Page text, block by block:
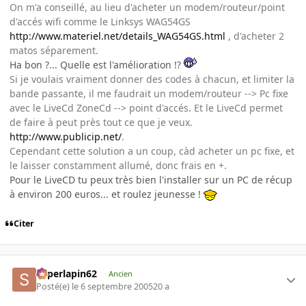
On m'a conseillé, au lieu d'acheter un modem/routeur/point
d'accés wifi comme le Linksys WAG54GS
http://www.materiel.net/details_WAG54GS.html , d'acheter 2
matos séparement.
Ha bon ?... Quelle est l'amélioration !?
Si je voulais vraiment donner des codes à chacun, et limiter la
bande passante, il me faudrait un modem/routeur --> Pc fixe
avec le LiveCd ZoneCd --> point d'accés. Et le LiveCd permet
de faire à peut près tout ce que je veux.
http://www.publicip.net/.
Cependant cette solution a un coup, càd acheter un pc fixe, et
le laisser constamment allumé, donc frais en +.
Pour le LiveCD tu peux très bien l'installer sur un PC de récup
à environ 200 euros... et roulez jeunesse !
Citer
superlapin62 Ancien
Posté(e) le 6 septembre 200520 a